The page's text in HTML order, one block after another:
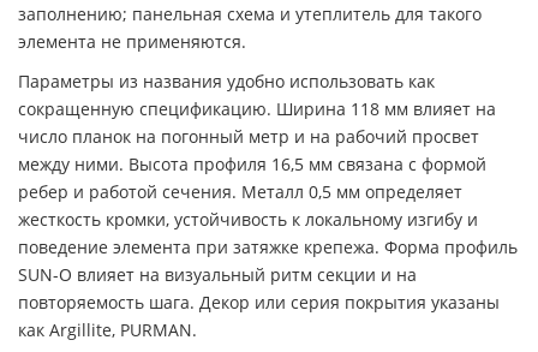
заполнению; панельная схема и утеплитель для такого
элемента не применяются.
Параметры из названия удобно использовать как
сокращенную спецификацию. Ширина 118 мм влияет на
число планок на погонный метр и на рабочий просвет
между ними. Высота профиля 16,5 мм связана с формой
ребер и работой сечения. Металл 0,5 мм определяет
жесткость кромки, устойчивость к локальному изгибу и
поведение элемента при затяжке крепежа. Форма профиль
SUN-O влияет на визуальный ритм секции и на
повторяемость шага. Декор или серия покрытия указаны
как Argillite, PURMAN.